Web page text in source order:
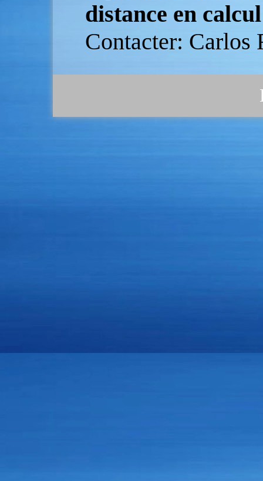
distance en
Contacter: Carlos